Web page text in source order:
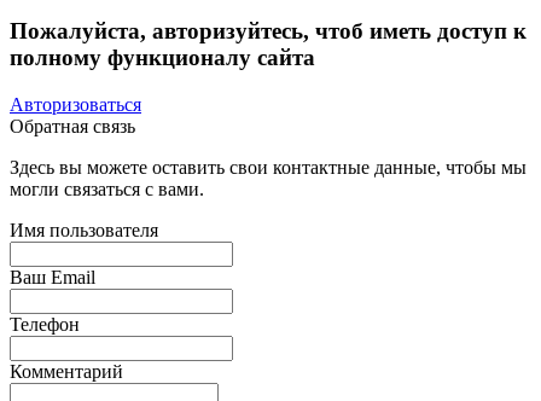
Пожалуйста, авторизуйтесь, чтоб иметь доступ к
полному функционалу сайта
Авторизоваться
Обратная связь
Здесь вы можете оставить свои контактные данные, чтобы мы
могли связаться с вами.
Имя пользователя
Ваш Email
Телефон
Комментарий